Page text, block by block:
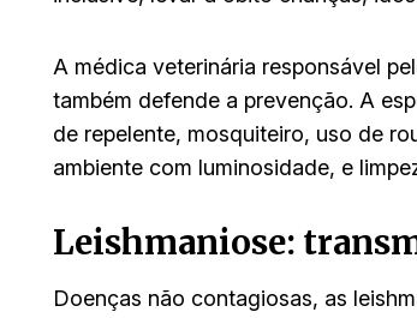
A médica veterinária responsável
também defende a prevenção. A
de repelente, mosquiteiro, uso de
ambiente com luminosidade, e
Leishmaniose:
Doenças não contagiosas, as